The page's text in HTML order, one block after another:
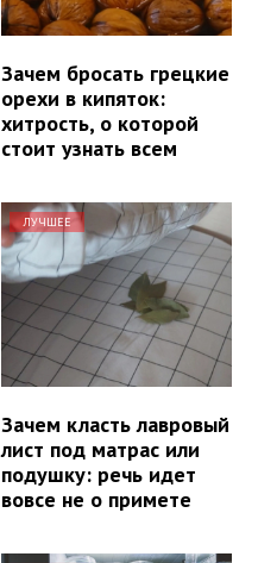
Зачем бросать грецкие
орехи в кипяток:
хитрость, о которой
стоит узнать всем
ЛУЧШЕЕ
Зачем класть лавровый
лист под матрас или
подушку: речь идет
вовсе не о примете